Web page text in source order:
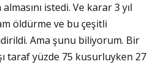
istedi. Ve karar 3 yıl
öldürme ve bu çeşitli
Ama şunu biliyorum. Bir
taraf yüzde 75 kusurluyken 27